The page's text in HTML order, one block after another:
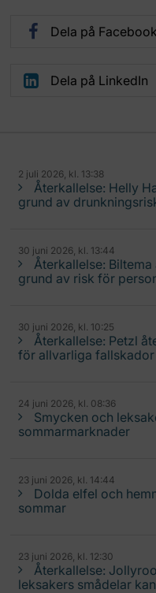
Dela på Facebook
Dela på LinkedIn
2 juli 2026, kl. 13:38
Återkallelse: Helly
grund av
30 juni 2026, kl. 13:44
Återkallelse:
grund av risk för
30 juni 2026, kl. 10:25
Återkallelse: Petzl
för allvarliga fallskador
24 juni 2026, kl. 08:36
Smycken och
sommarmarknader
23 juni 2026, kl. 14:44
Dolda elfel och
sommar
23 juni 2026, kl. 12:30
Återkallelse:
leksakers smådelar